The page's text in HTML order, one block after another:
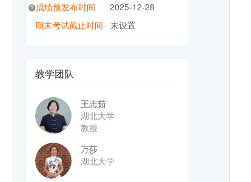
成绩预发布时间
2025-12-28
期末考试截止时间
未设置
教学团队
王志茹
湖北大学
教授
万莎
湖北大学